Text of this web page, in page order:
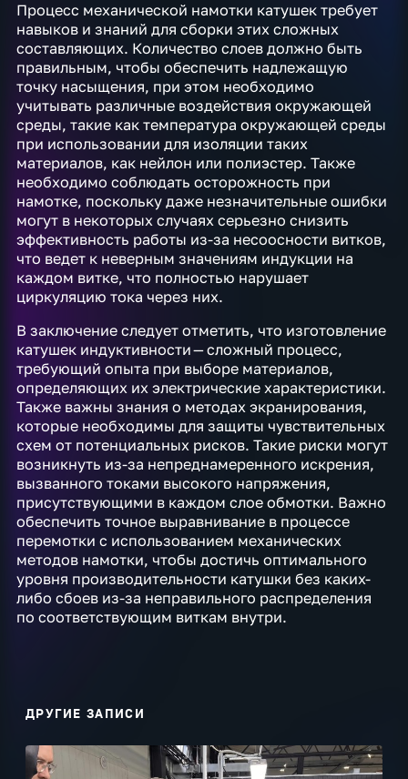
Процесс механической намотки катушек требует
навыков и знаний для сборки этих сложных
составляющих. Количество слоев должно быть
правильным, чтобы обеспечить надлежащую
точку насыщения, при этом необходимо
учитывать различные воздействия окружающей
среды, такие как температура окружающей среды
при использовании для изоляции таких
материалов, как нейлон или полиэстер. Также
необходимо соблюдать осторожность при
намотке, поскольку даже незначительные ошибки
могут в некоторых случаях серьезно снизить
эффективность работы из-за несоосности витков,
что ведет к неверным значениям индукции на
каждом витке, что полностью нарушает
циркуляцию тока через них.
В заключение следует отметить, что изготовление
катушек индуктивности — сложный процесс,
требующий опыта при выборе материалов,
определяющих их электрические характеристики.
Также важны знания о методах экранирования,
которые необходимы для защиты чувствительных
схем от потенциальных рисков. Такие риски могут
возникнуть из-за непреднамеренного искрения,
вызванного токами высокого напряжения,
присутствующими в каждом слое обмотки. Важно
обеспечить точное выравнивание в процессе
перемотки с использованием механических
методов намотки, чтобы достичь оптимального
уровня производительности катушки без каких-
либо сбоев из-за неправильного распределения
по соответствующим виткам внутри.
ДРУГИЕ ЗАПИСИ